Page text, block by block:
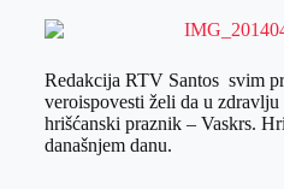
p
l
Redakcija RTV Santos svim
veroispovesti želi da u
hrišćanski praznik – Vaskrs.
današnjem danu.